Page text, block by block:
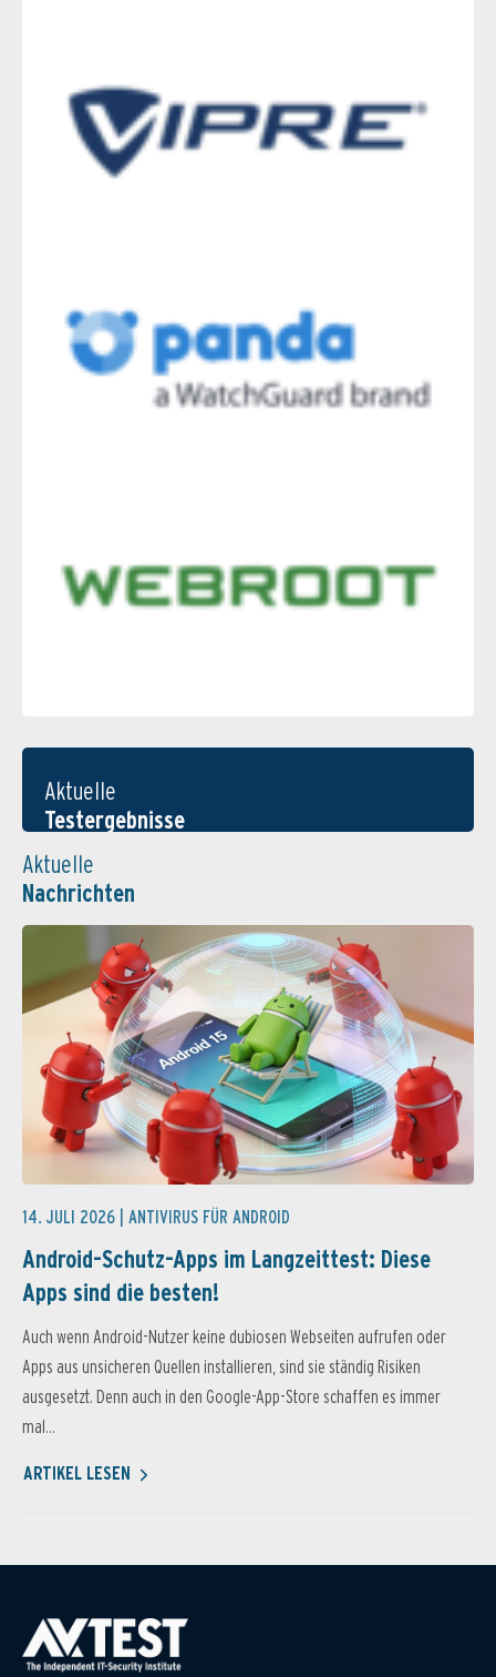
Aktuelle
Testergebnisse
Aktuelle
Nachrichten
14. JULI 2026 | ANTIVIRUS FÜR ANDROID
Android-Schutz-Apps im Langzeittest: Diese
Apps sind die besten!
Auch wenn Android-Nutzer keine dubiosen Webseiten aufrufen oder
Apps aus unsicheren Quellen installieren, sind sie ständig Risiken
ausgesetzt. Denn auch in den Google-App-Store schaffen es immer
mal...
ARTIKEL LESEN